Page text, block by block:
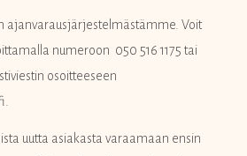
ajanvarausjärjestelmästämme. Voit
numeroon 050 516 1175 tai
osoitteeseen
uutta asiakasta varaamaan ensin